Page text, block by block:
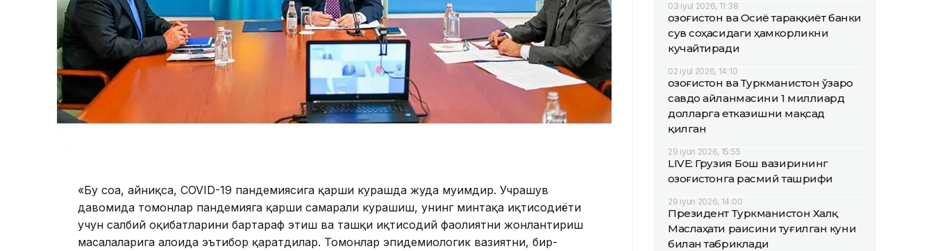
«Бу соҳа, айниқса, COVID-19 пандемиясига қарши курашда жуда муҳимдир. Учрашув
давомида томонлар пандемияга қарши самарали курашиш, унинг минтақа иқтисодиёти
учун салбий оқибатларини бартараф этиш ва ташқи иқтисодий фаолиятни жонлантириш
масалаларига алоҳида эътибор қаратдилар. Томонлар эпидемиологик вазиятни, бир-
03 iyul 2026, 11:38
Қозоғистон ва Осиё тараққиёт банки
сув соҳасидаги ҳамкорликни
кучайтиради
02 iyul 2026, 14:10
Қозоғистон ва Туркманистон ўзаро
савдо айланмасини 1 миллиард
долларга етказишни мақсад
қилган
29 iyun 2026, 15:55
LIVE: Грузия Бош вазирининг
Қозоғистонга расмий ташрифи
29 iyun 2026, 14:00
Президент Туркманистон Халқ
Маслаҳати раисини туғилган куни
билан табриклади